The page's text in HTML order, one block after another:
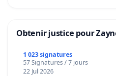
Obtenir justice pour
1 023 signatures
57 Signatures / 7 jours
22 Jul 2026